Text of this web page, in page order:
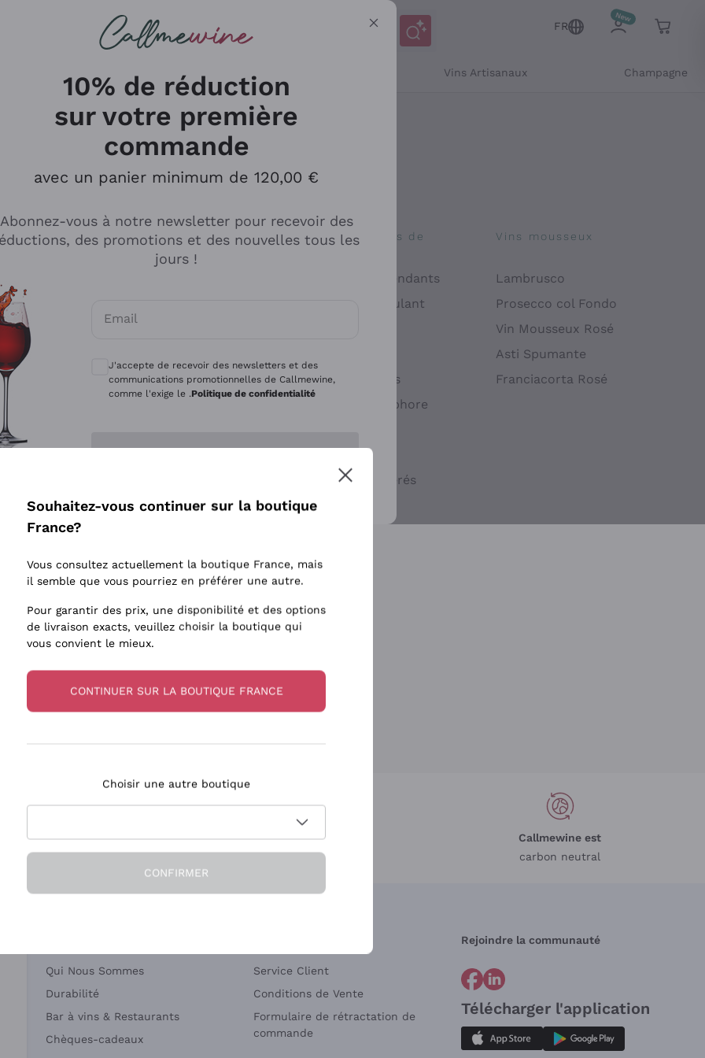
FR
Vins Artisanaux Champagne
Explorer le catalogue
Producteurs
Mascarello Bartolo
Rinaldi Giuseppe
Tenuta San Leonardo
Alessandra Divella
Sedilesu
Ceretto
Les philosophies de
Vignerons Indépendants
Recoltant Manipulant
Levures indigènes
Vins Faits en Amphore
Vins Biologiques
Vins blancs macérés
Vins mousseux
Lambrusco
Prosecco col Fondo
Vin Mousseux Rosé
Asti Spumante
Franciacorta Rosé
en 2-4 jours
en France
Paiement
en 3 fois
Callmewine est
carbon neutral
Qui Nous Sommes
Durabilité
Bar à vins & Restaurants
Chèques-cadeaux
Service Client
Conditions de Vente
Formulaire de rétractation de
commande
Rejoindre la communauté
Télécharger l'application
10% de réduction
sur votre première
commande
avec un panier minimum de 120,00 €
Abonnez-vous à notre newsletter pour recevoir des
des promotions et des nouvelles tous les
jours !
Email
Consentements optionnels pour recevoir des communications et des offres personnalisées
J'accepte de recevoir des newsletters et des
communications promotionnelles de Callmewine,
comme l'exige le .Politique de confidentialité
Enregistre-moi
plus d'informations, veuillez lire notrePolitique de confidentialité
Souhaitez-vous continuer sur la boutique
France?
Vous consultez actuellement la boutique France, mais
il semble que vous pourriez en préférer une autre.
Pour garantir des prix, une disponibilité et des options
de livraison exacts, veuillez choisir la boutique qui
vous convient le mieux.
CONTINUER SUR LA BOUTIQUE FRANCE
Choisir une autre boutique
CONFIRMER